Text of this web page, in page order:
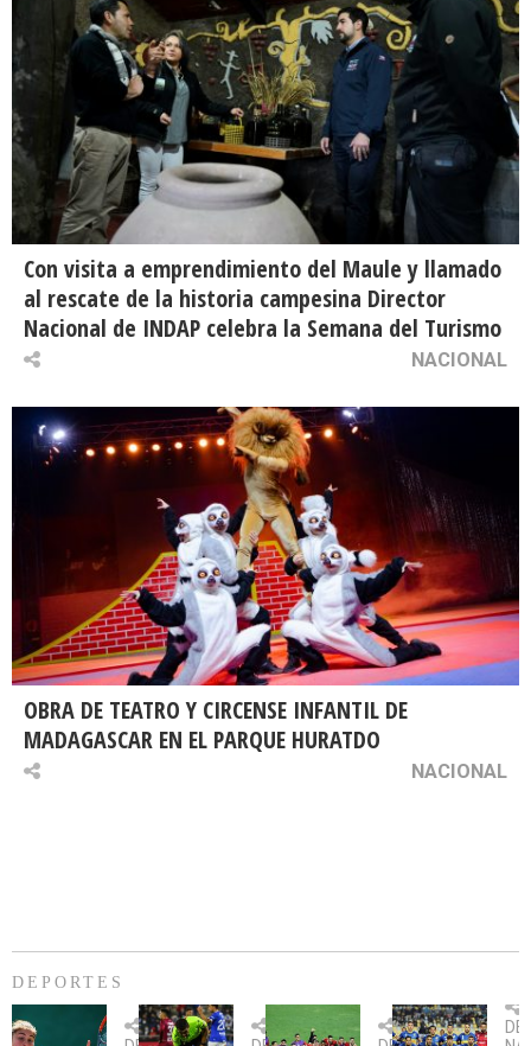
Con visita a emprendimiento del Maule y llamado
al rescate de la historia campesina Director
Nacional de INDAP celebra la Semana del Turismo
NACIONAL
OBRA DE TEATRO Y CIRCENSE INFANTIL DE
MADAGASCAR EN EL PARQUE HURATDO
NACIONAL
DEPORTES
Billie
U.
Copa